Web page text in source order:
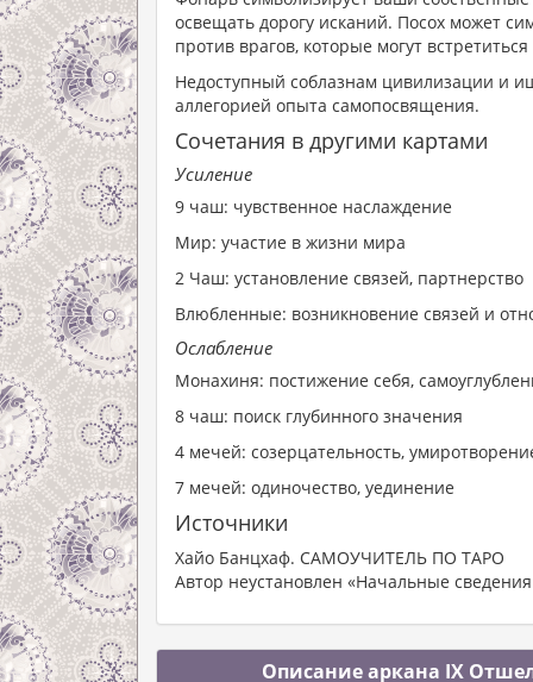
освещать дорогу исканий. Посох может
против врагов, которые могут
Недоступный соблазнам цивилизации и
аллегорией опыта самопосвящения.
Сочетания в другими картами
Усиление
9 чаш: чувственное наслаждение
Мир: участие в жизни мира
2 Чаш: установление связей, партнерство
Влюбленные: возникновение связей и
Ослабление
Монахиня: постижение себя,
8 чаш: поиск глубинного значения
4 мечей: созерцательность,
7 мечей: одиночество, уединение
Источники
Хайо Банцхаф. САМОУЧИТЕЛЬ ПО ТАРО
Автор неустановлен «Начальные
Описание аркана IX